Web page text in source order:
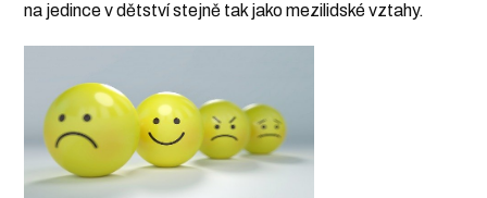
na jedince v dětství stejně tak jako mezilidské vztahy.